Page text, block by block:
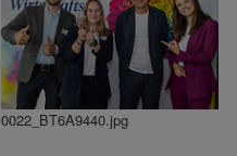
0022_BT6A9440.jpg